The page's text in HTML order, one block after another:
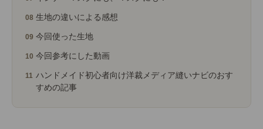
生地の違いによる感想
今回使った生地
今回参考にした動画
ハンドメイド初心者向け洋裁メディア縫いナビのおす
すめの記事